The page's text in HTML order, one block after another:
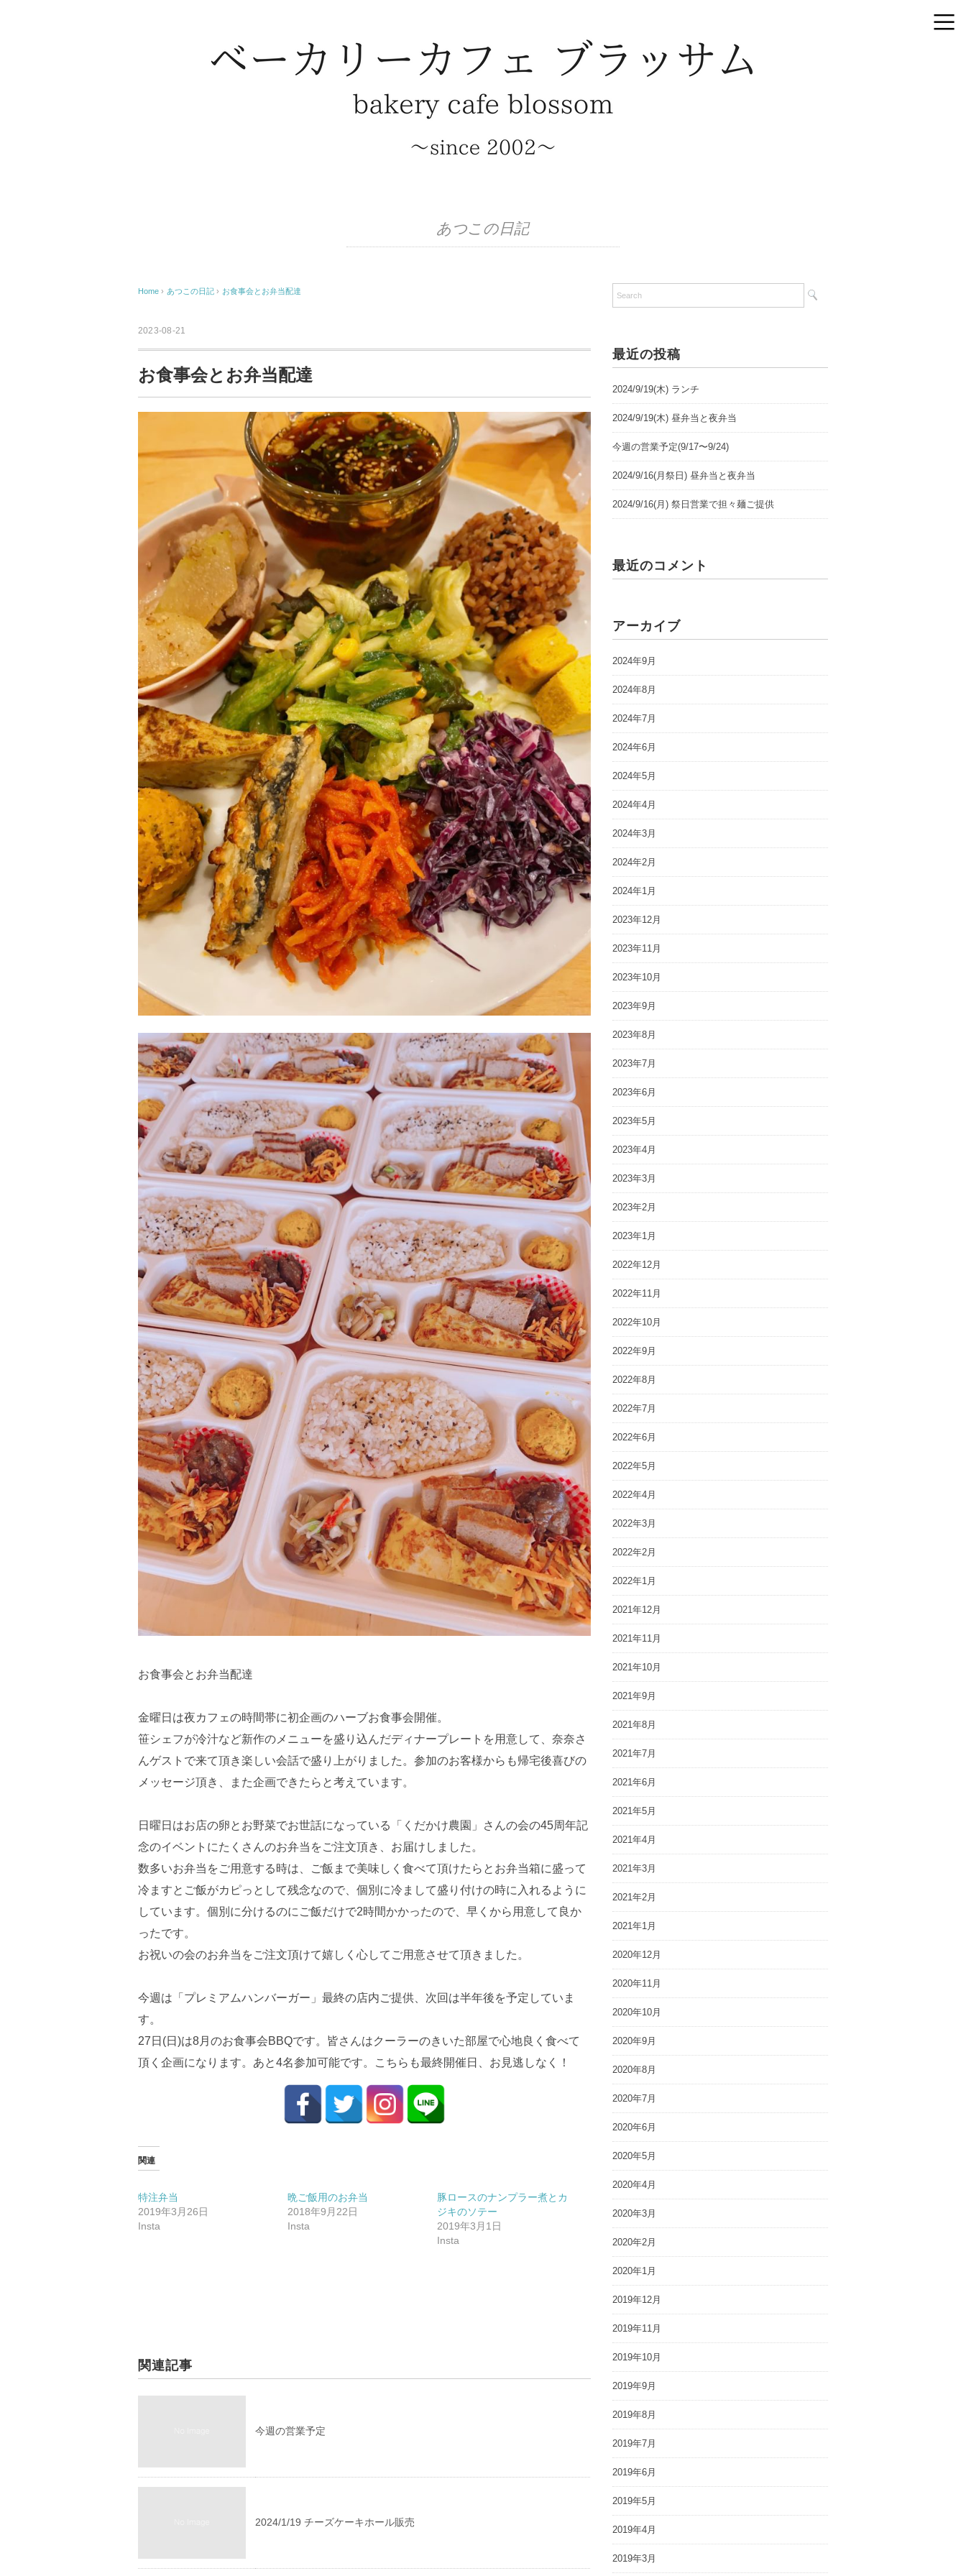
あつこの日記
Home › あつこの日記 › お食事会とお弁当配達
2023-08-21
お食事会とお弁当配達
お食事会とお弁当配達
金曜日は夜カフェの時間帯に初企画のハーブお食事会開催。
笹シェフが冷汁など新作のメニューを盛り込んだディナープレートを用意して、奈奈さ
んゲストで来て頂き楽しい会話で盛り上がりました。参加のお客様からも帰宅後喜びの
メッセージ頂き、また企画できたらと考えています。
日曜日はお店の卵とお野菜でお世話になっている「くだかけ農園」さんの会の45周年記
念のイベントにたくさんのお弁当をご注文頂き、お届けしました。
数多いお弁当をご用意する時は、ご飯まで美味しく食べて頂けたらとお弁当箱に盛って
冷ますとご飯がカピっとして残念なので、個別に冷まして盛り付けの時に入れるように
しています。個別に分けるのにご飯だけで2時間かかったので、早くから用意して良か
ったです。
お祝いの会のお弁当をご注文頂けて嬉しく心してご用意させて頂きました。
今週は「プレミアムハンバーガー」最終の店内ご提供、次回は半年後を予定していま
す。
27日(日)は8月のお食事会BBQです。皆さんはクーラーのきいた部屋で心地良く食べて
頂く企画になります。あと4名参加可能です。こちらも最終開催日、お見逃しなく！
関連
特注弁当
2019年3月26日
Insta
晩ご飯用のお弁当
2018年9月22日
Insta
豚ロースのナンプラー煮 とカ
ジキのソテー
2019年3月1日
Insta
関連記事
今週の営業予定
2024/1/19 チーズケーキホール販売
最近の投稿
2024/9/19(木) ランチ
2024/9/19(木) 昼弁当と夜弁当
今週の営業予定(9/17〜9/24)
2024/9/16(月祭日) 昼弁当と夜弁当
2024/9/16(月) 祭日営業で担々麺ご提供
最近のコメント
アーカイブ
2024年9月
2024年8月
2024年7月
2024年6月
2024年5月
2024年4月
2024年3月
2024年2月
2024年1月
2023年12月
2023年11月
2023年10月
2023年9月
2023年8月
2023年7月
2023年6月
2023年5月
2023年4月
2023年3月
2023年2月
2023年1月
2022年12月
2022年11月
2022年10月
2022年9月
2022年8月
2022年7月
2022年6月
2022年5月
2022年4月
2022年3月
2022年2月
2022年1月
2021年12月
2021年11月
2021年10月
2021年9月
2021年8月
2021年7月
2021年6月
2021年5月
2021年4月
2021年3月
2021年2月
2021年1月
2020年12月
2020年11月
2020年10月
2020年9月
2020年8月
2020年7月
2020年6月
2020年5月
2020年4月
2020年3月
2020年2月
2020年1月
2019年12月
2019年11月
2019年10月
2019年9月
2019年8月
2019年7月
2019年6月
2019年5月
2019年4月
2019年3月